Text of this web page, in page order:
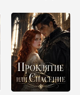
ликанов